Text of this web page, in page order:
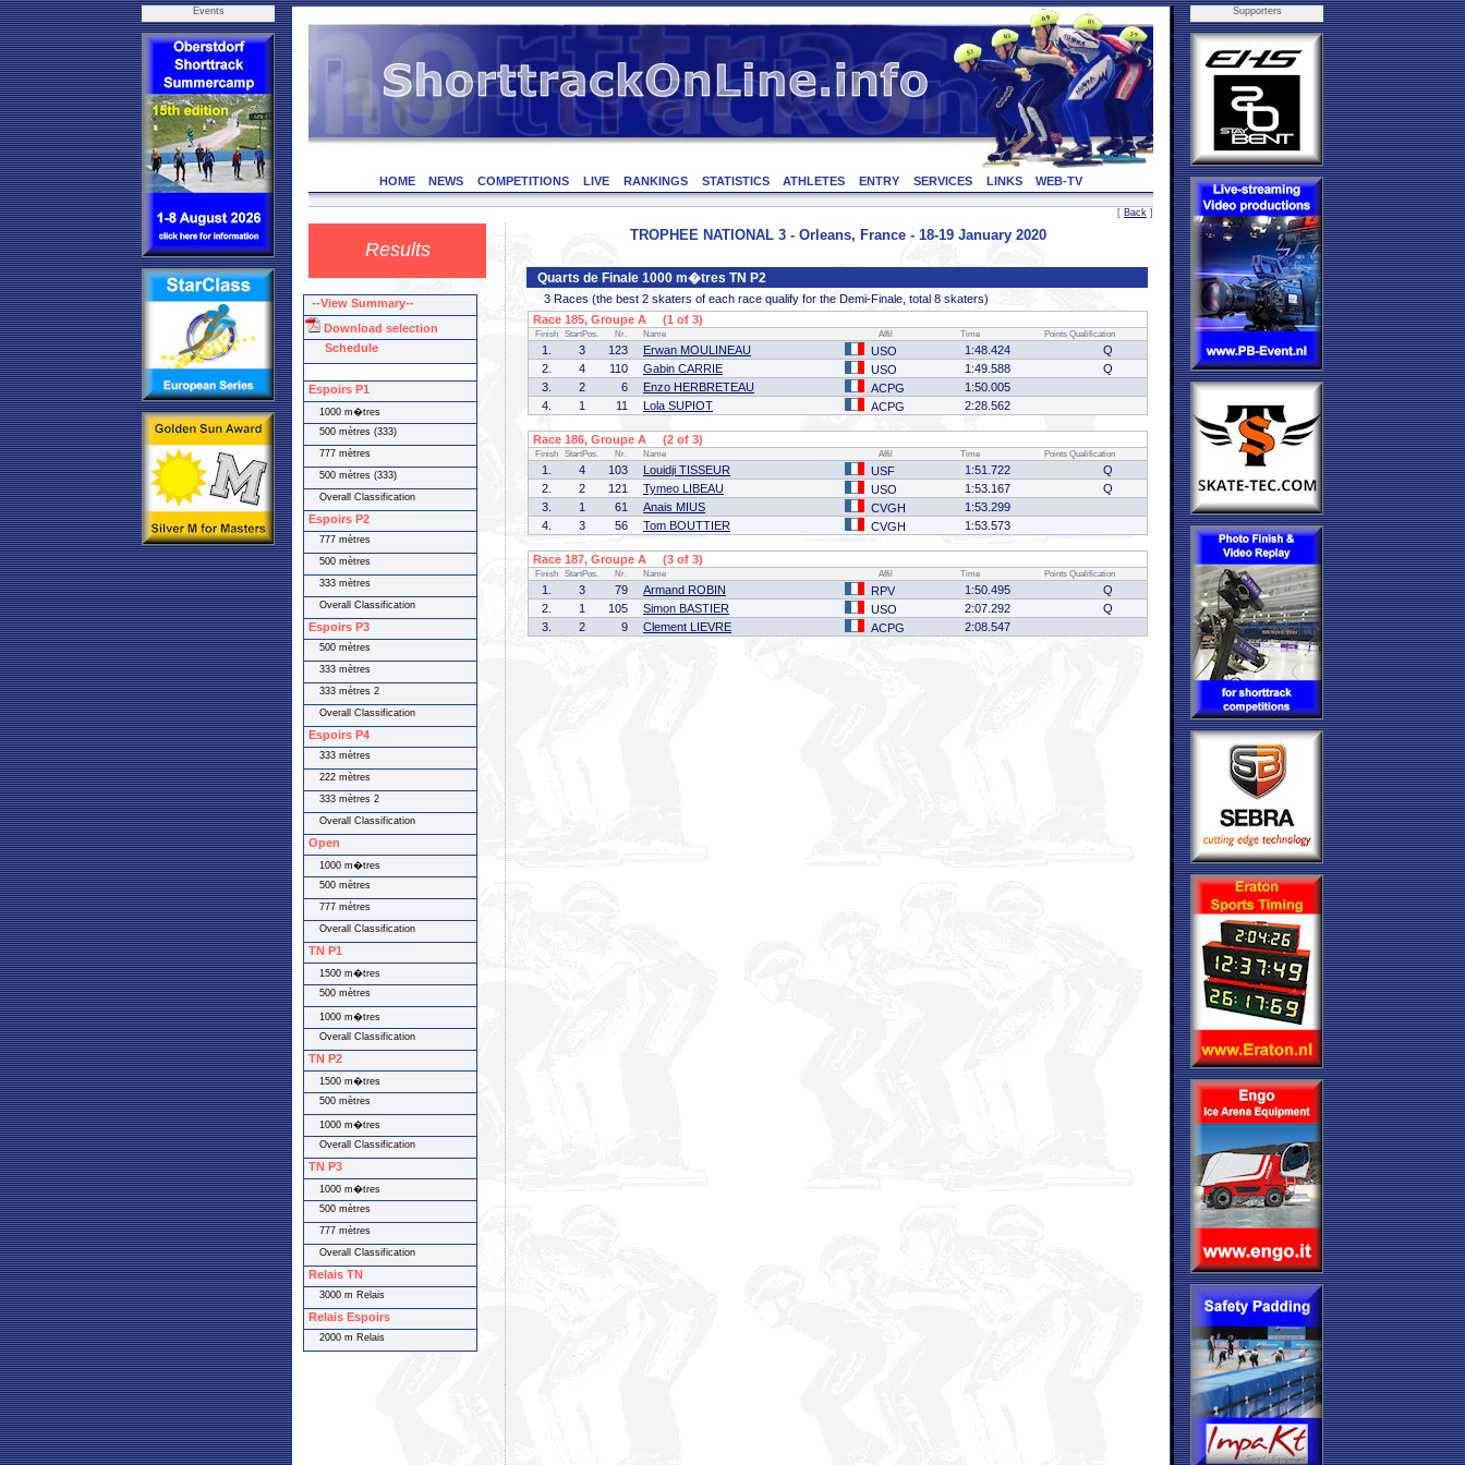
Events
HOME NEWS COMPETITIONS LIVE RANKINGS STATISTICS ATHLETES ENTRY SERVICES LINKS WEB-TV
[ Back ]
Results
TROPHEE NATIONAL 3 - Orleans, France - 18-19 January 2020
Quarts de Finale 1000 m�tres TN P2
3 Races (the best 2 skaters of each race qualify for the Demi-Finale, total 8 skaters)
Race 185, Groupe A (1 of 3)
Finish StartPos. Nr. Name Affil Time Points Qualification
1. 3 123 Erwan MOULINEAU USO 1:48.424
Q
2.
4 110 Gabin CARRIE USO 1:49.588
Q
3.
2 6 Enzo HERBRETEAU ACPG
1:50.005
4.
1 11 Lola SUPIOT ACPG 2:28.562
Race 186, Groupe A (2 of 3)
Finish StartPos. Nr. Name Affil Time Points Qualification
1. 4 103 Louidji TISSEUR USF 1:51.722
Q
2.
2 121 Tymeo LIBEAU USO 1:53.167
Q
3.
1 61 Anais MIUS CVGH
1:53.299
4.
3 56 Tom BOUTTIER CVGH 1:53.573
Race 187, Groupe A (3 of 3)
Finish StartPos. Nr. Name Affil Time Points Qualification
1. 3 79 Armand ROBIN RPV 1:50.495
Q
2.
1 105 Simon BASTIER USO 2:07.292
Q
3.
2 9 Clement LIEVRE ACPG 2:08.547
Supporters
--View Summary--
Download selection
Schedule
Espoirs P1
1000 m�tres
500 mètres (333)
777 mètres
500 mètres (333)
Overall Classification
Espoirs P2
777 mètres
500 mètres
333 mètres
Overall Classification
Espoirs P3
500 mètres
333 mètres
333 mètres 2
Overall Classification
Espoirs P4
333 mètres
222 mètres
333 mètres 2
Overall Classification
Open
1000 m�tres
500 mètres
777 mètres
Overall Classification
TN P1
1500 m�tres
500 mètres
1000 m�tres
Overall Classification
TN P2
1500 m�tres
500 mètres
1000 m�tres
Overall Classification
TN P3
1000 m�tres
500 mètres
777 mètres
Overall Classification
Relais TN
3000 m Relais
Relais Espoirs
2000 m Relais